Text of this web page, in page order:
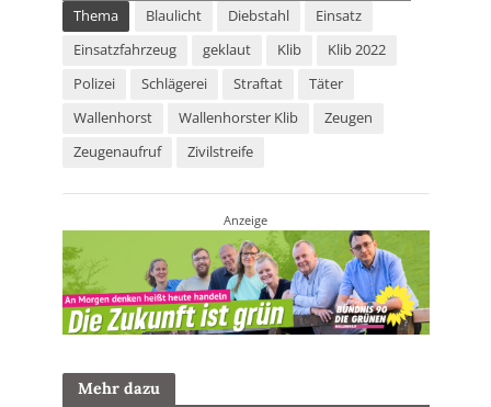
Thema Blaulicht Diebstahl
Einsatz
Einsatzfahrzeug
geklaut Klib
Klib 2022
Polizei
Schlägerei Straftat
Täter
Wallenhorst
Wallenhorster Klib
Zeugen
Zeugenaufruf
Zivilstreife
Anzeige
Mehr dazu